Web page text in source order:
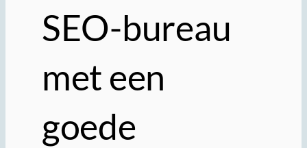
SEO-bureau
met een
goede